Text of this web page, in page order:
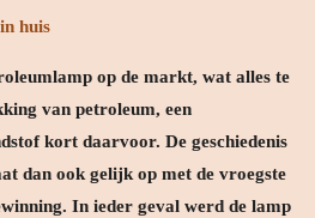
huis
op de markt, wat alles te
van petroleum, een
kort daarvoor. De geschiedenis
dan ook gelijk op met de vroegste
In ieder geval werd de lamp